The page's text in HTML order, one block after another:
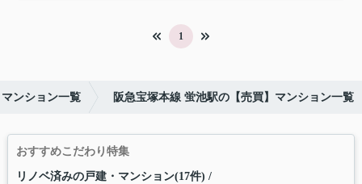
1
ンション一覧 阪急宝塚本線 蛍池駅の【売買】マンション一覧
おすすめこだわり特集
リノベ済みの戸建・マンション(17件)